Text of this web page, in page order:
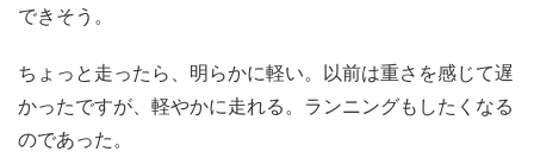
できそう。
ちょっと走ったら、明らかに軽い。以前は重さを感じて遅
かったですが、軽やかに走れる。ランニングもしたくなる
のであった。